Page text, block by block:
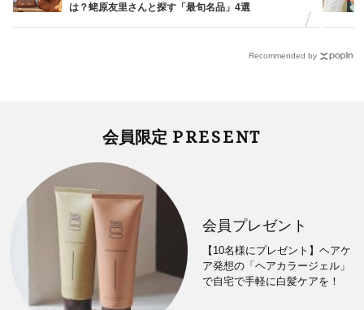
は？蛯原友里さんと探す「最旬名品」4選
Recommended by
会員限定 PRESENT
会員プレゼント
【10名様にプレゼント】ヘアケ
ア発想の「ヘアカラージェル」
で自宅で手軽に白髪ケアを！